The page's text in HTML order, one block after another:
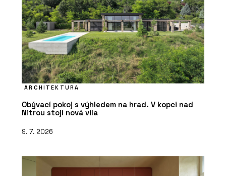
ARCHITEKTURA
Obývací pokoj s výhledem na hrad. V kopci nad
Nitrou stojí nová vila
9. 7. 2026